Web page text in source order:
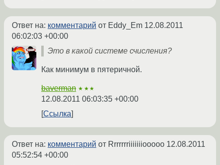
Ответ на: комментарий от Eddy_Em 12.08.2011
06:02:03 +00:00
Это в какой системе счисления?
Как минимум в пятеричной.
baverman ★★★
12.08.2011 06:03:35 +00:00
Ссылка
Ответ на: комментарий от Rrrrrrriiiiiiiooooo 12.08.2011
05:52:54 +00:00